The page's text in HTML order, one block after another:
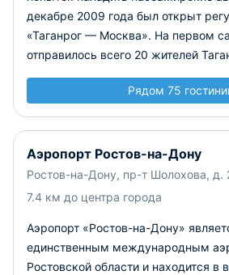
декабре 2009 года был открыт
«Таганрог — Москва». На первом
отправилось всего 20 жителей
Рядом 75
Аэропорт Ростов-на-Дону
Ростов-на-Дону, пр-т Шолохова, д.
7.4 км до центра города
Аэропорт «Ростов-на-Дону»
единственным международным
Ростовской области и находится в